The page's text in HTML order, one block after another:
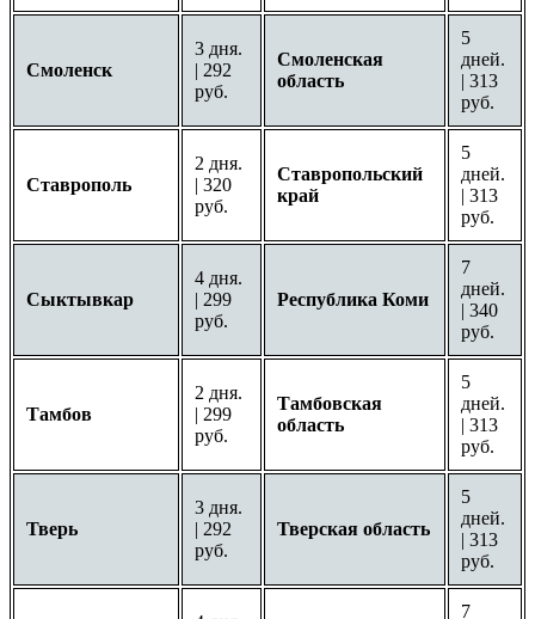
Смоленск
3 дня.
| 292
руб.
Смоленская
область
5
дней.
| 313
руб.
Ставрополь
2 дня.
| 320
руб.
Ставропольский
край
5
дней.
| 313
руб.
Сыктывкар
4 дня.
| 299
руб.
Республика Коми
7
дней.
| 340
руб.
Тамбов
2 дня.
| 299
руб.
Тамбовская
область
5
дней.
| 313
руб.
Тверь
3 дня.
| 292
руб.
Тверская область
5
дней.
| 313
руб.
7